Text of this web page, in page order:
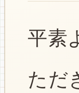
平素
ただ